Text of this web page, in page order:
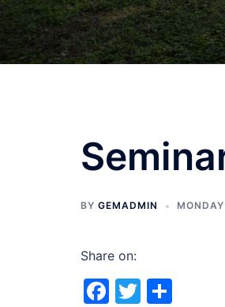
BY GEMADMIN
Share on:
Facebook
Twitter